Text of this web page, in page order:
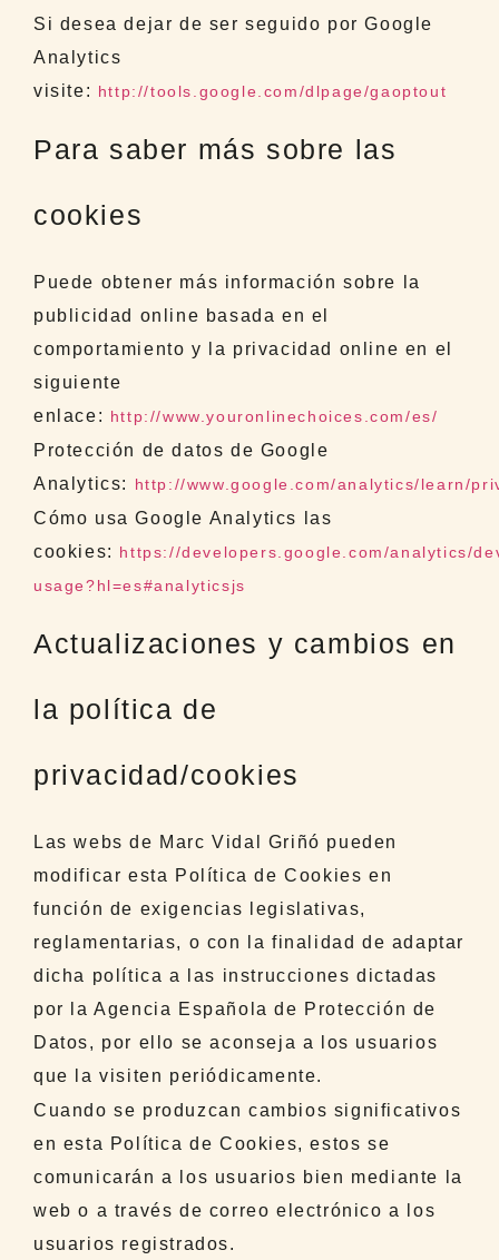
Si desea dejar de ser seguido por Google
Analytics
visite: http://tools.google.com/dlpage/gaoptout
Para saber más sobre las
cookies
Puede obtener más información sobre la
publicidad online basada en el
comportamiento y la privacidad online en el
siguiente
enlace: http://www.youronlinechoices.com/es/
Protección de datos de Google
Analytics:
http://www.google.com/analytics/learn/
Cómo usa Google Analytics las
cookies: https://developers.google.com/analytics/
usage?hl=es#analyticsjs
Actualizaciones y cambios en
la política de
privacidad/cookies
Las webs de Marc Vidal Griñó pueden
modificar esta Política de Cookies en
función de exigencias legislativas,
reglamentarias, o con la finalidad de adaptar
dicha política a las instrucciones dictadas
por la Agencia Española de Protección de
Datos, por ello se aconseja a los usuarios
que la visiten periódicamente.
Cuando se produzcan cambios significativos
en esta Política de Cookies, estos se
comunicarán a los usuarios bien mediante la
web o a través de correo electrónico a los
usuarios registrados.